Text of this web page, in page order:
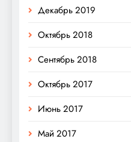
Декабрь 2019
Октябрь 2018
Сентябрь 2018
Октябрь 2017
Июнь 2017
Май 2017